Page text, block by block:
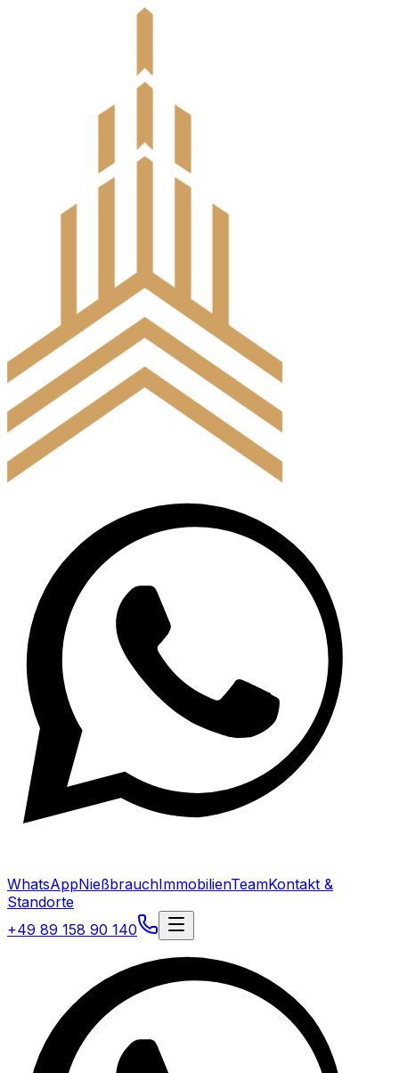
WhatsAppNießbrauchImmobilienTeamKontakt &
Standorte
+49 89 158 90 140